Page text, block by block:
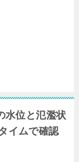
水位と氾濫状
イムで確認